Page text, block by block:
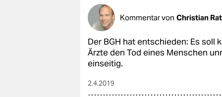
Kommentar von Christian
Der BGH hat entschieden: Es soll
Ärzte den Tod eines Menschen
einseitig.
2.4.2019